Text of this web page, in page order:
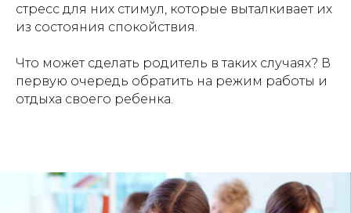
стресс для них стимул, которые выталкивает их
из состояния спокойствия.
Что может сделать родитель в таких случаях? В
первую очередь обратить на режим работы и
отдыха своего ребенка.